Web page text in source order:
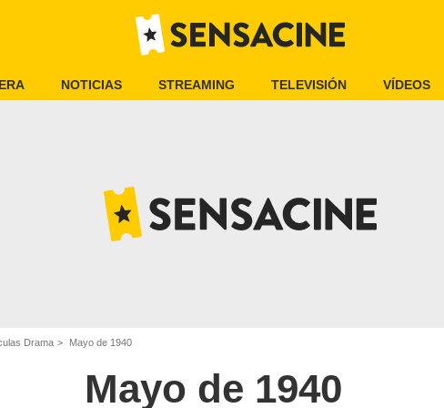
NOTICIAS STREAMING TELEVISIÓN VÍDEOS
Drama Mayo de 1940
Mayo de 1940